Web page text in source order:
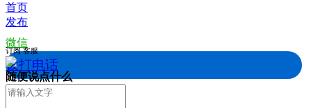
首页
发布
微信
拨打电话
订阅 客服
随便说点什么